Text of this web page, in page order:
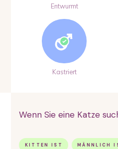
Entwurmt
Kastriert
Wenn Sie eine Katze
KITTEN IST MÄNNLICH